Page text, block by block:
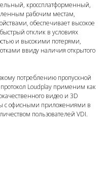
кроссплатформенный,
рабочим местам,
обеспечивает высокое
отклик в условиях
и высокими потерями,
ввиду наличия открытого
потреблению пропускной
Loudplay применим как
видео и 3D
с офисными приложениями в
пользователей VDI.